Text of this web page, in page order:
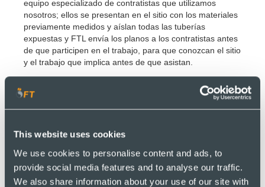
This website uses cookies
We use cookies to personalise content and ads, to
provide social media features and to analyse our traffic.
We also share information about your use of our site with
equipo especializado de contratistas que utilizamos
nosotros; ellos se presentan en el sitio con los materiales
previamente medidos y aíslan todas las tuberías
expuestas y FTL envía los planos a los contratistas antes
de que participen en el trabajo, para que conozcan el sitio
y el trabajo que implica antes de que asistan.
En algunos casos, una vez que se han completado todas
estas fases, aprovechamos esta oportunidad para
Nos enorgullecemos de nuestra atención al detalle y de
convierta en el concepto comprado por el cliente.